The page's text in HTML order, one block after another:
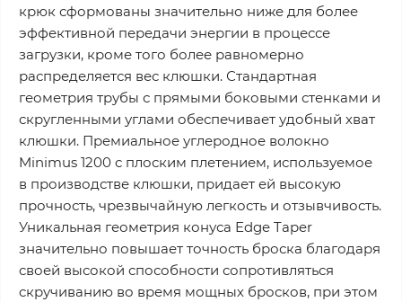
крюк сформованы значительно ниже для более
эффективной передачи энергии в процессе
загрузки, кроме того более равномерно
распределяется вес клюшки. Стандартная
геометрия трубы с прямыми боковыми стенками и
скругленными углами обеспечивает удобный хват
клюшки. Премиальное углеродное волокно
Minimus 1200 с плоским плетением, используемое
в производстве клюшки, придает ей высокую
прочность, чрезвычайную легкость и отзывчивость.
Уникальная геометрия конуса Edge Taper
значительно повышает точность броска благодаря
своей высокой способности сопротивляться
скручиванию во время мощных бросков, при этом